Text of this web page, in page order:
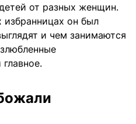
от разных женщин.
он был
и чем занимаются